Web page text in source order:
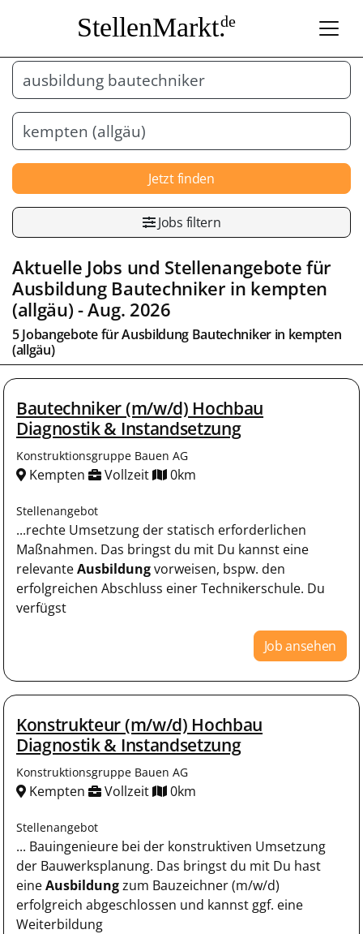
StellenMarkt.de
Jetzt finden
Jobs filtern
Aktuelle Jobs und Stellenangebote für
Ausbildung Bautechniker in kempten
(allgäu)- Aug. 2026
5 Jobangebote fürAusbildung Bautechnikerin kempten
(allgäu)
Bautechniker (m/w/d) Hochbau
Diagnostik & Instandsetzung
Konstruktionsgruppe Bauen AG
Kempten Vollzeit 0km
Stellenangebot
...rechte Umsetzung der statisch erforderlichen
Maßnahmen. Das bringst du mit Du kannst eine
relevanteAusbildungvorweisen, bspw. den
erfolgreichen Abschluss einer Technikerschule. Du
verfügst
Job ansehen
Konstrukteur (m/w/d) Hochbau
Diagnostik & Instandsetzung
Konstruktionsgruppe Bauen AG
Kempten Vollzeit 0km
Stellenangebot
... Bauingenieure bei der konstruktiven Umsetzung
der Bauwerksplanung. Das bringst du mit Du hast
eineAusbildungzum Bauzeichner (m/w/d)
erfolgreich abgeschlossen und kannst ggf. eine
Weiterbildung